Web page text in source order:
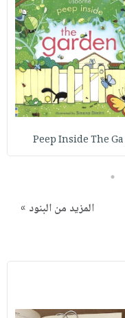
Peep Inside The Ga
5
المزيد من البنود »